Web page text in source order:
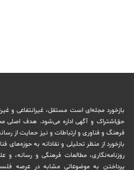
بازخورد مجله‌ای است مستقل، غیرانتفاعی و
حق‌اشتراک و آگهی اداره می‌شود. ‏هدف اصلی
فرهنگ و فناوری و ارتباطات و نیز حمایت از
بازخورد از منظر تحلیلی و نقادانه به حوزه‌های
روزنامه‌نگاری، ‏مطالعات فرهنگی و رسانه، و
پرداختن به موضوعاتی مشابه در عرصه